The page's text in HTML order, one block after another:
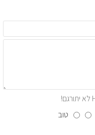
טוב